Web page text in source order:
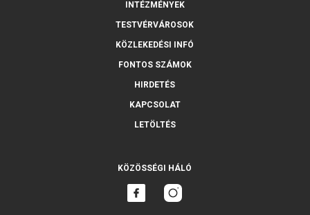
INTÉZMÉNYEK
TESTVÉRVÁROSOK
KÖZLEKEDÉSI INFÓ
FONTOS SZÁMOK
HIRDETÉS
KAPCSOLAT
LETÖLTÉS
KÖZÖSSÉGI HÁLÓ